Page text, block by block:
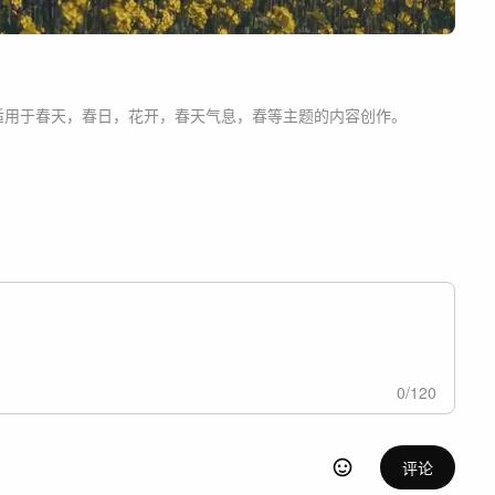
用于春天，春日，花开，春天气息，春等主题的内容创作。
0/120
评论